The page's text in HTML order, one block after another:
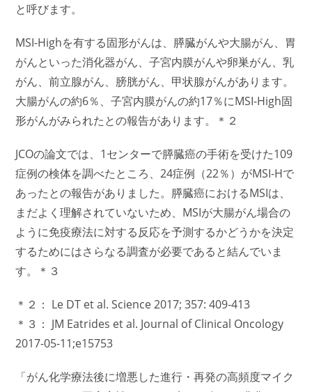
と呼びます。
MSI-Highを有する固形がんは、膵臓がんや大腸がん、胃
がんといった消化器がん、子宮内膜がんや卵巣がん、乳
がん、前立腺がん、膀胱がん、甲状腺がんがあります。
大腸がんの約6％、子宮内膜がんの約17％にMSI-High固
形がんがみられたとの報告があります。＊２
JCOの論文では、1センターで膵臓癌の手術を受けた109
症例の検体を調べたところ、24症例（22％）がMSI-Hで
あったとの報告がありました。膵臓癌におけるMSIは、
まだよく理解されていないため、MSIが大腸がん場合の
ように免疫療法に対する反応を予測するかどうかを決定
するためにはさらなる調査が必要であると結んでいま
す。＊３
＊２： Le DT et al. Science 2017; 357: 409-413
＊３： JM Eatrides et al. Journal of Clinical Oncology
2017-05-11;e15753
「がん化学療法後に増悪した進行・再発の高頻度マイク